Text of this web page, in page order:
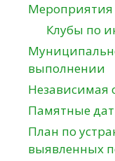
Мероприятия
Клубы по
выполнении
Независимая
Памятные
План по
выявленных